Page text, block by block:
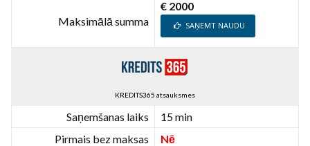
Maksimālā summa
€ 2000
SAŅEMT NAUDU
KREDITS365 atsauksmes
Saņemšanas laiks
15 min
Pirmais bez maksas
Nē